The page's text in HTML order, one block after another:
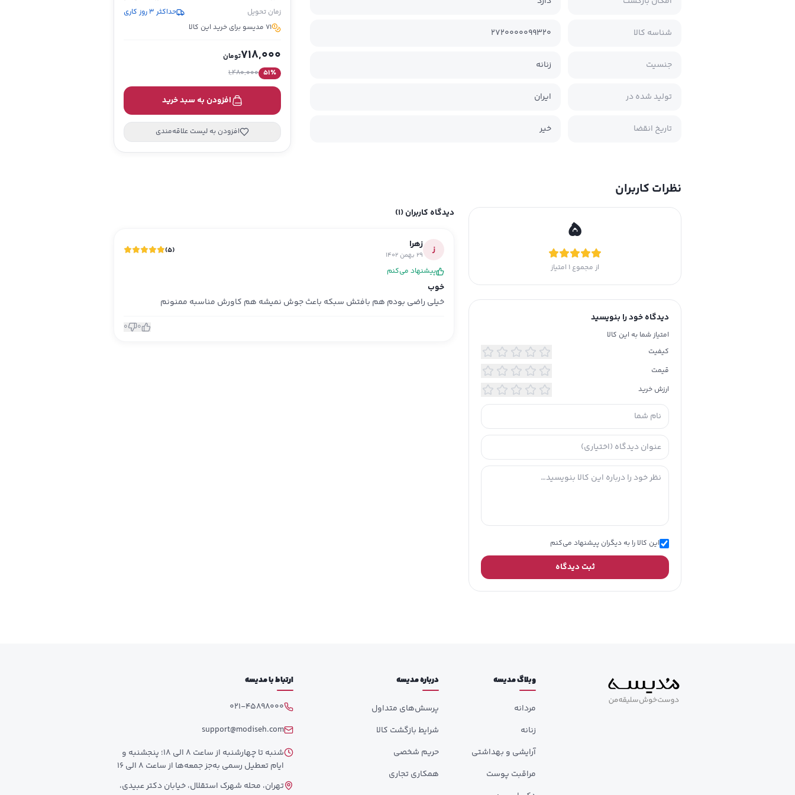
شناسه کالا 2720000099320
جنسیت زنانه
تولید شده در ایران
تاریخ انقضا خیر
زمان تحویل
حداکثر 3 روز کاری
71 مدیسو برای خرید این کالا
718,000تومان
51٪ 1,480,000
افزودن به سبد خرید
افزودن به لیست علاقه‌مندی
نظرات کاربران
5
از مجموع 1 امتیاز
دیدگاه خود را بنویسید
امتیاز شما به این کالا
کیفیت
قیمت
ارزش خرید
این کالا را به دیگران پیشنهاد می‌کنم
ثبت دیدگاه
دیدگاه کاربران(1)
ز زهرا
29 بهمن 1402 (
5
)
پیشنهاد می‌کنم
خوب
خیلی راضی بودم هم بافتش سبکه باعث جوش نمیشه هم کاورش مناسبه ممنونم
0
0
وبلاگ مدیسه
مردانه
زنانه
آرایشی و بهداشتی
مراقبت پوست
درباره مدیسه
پرسش‌های متداول
شرایط بازگشت کالا
حریم شخصی
همکاری تجاری
ارتباط با مدیسه
021-45898000
support@modiseh.com
شنبه تا چهارشنبه از ساعت 8 الی 18؛ پنجشنبه و
ایام تعطیل رسمی به‌جز جمعه‌ها از ساعت 8 الی 16
تهران، محله شهرک استقلال، خیابان دکتر عبیدی،